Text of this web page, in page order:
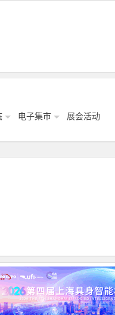
电子集市 展会活动